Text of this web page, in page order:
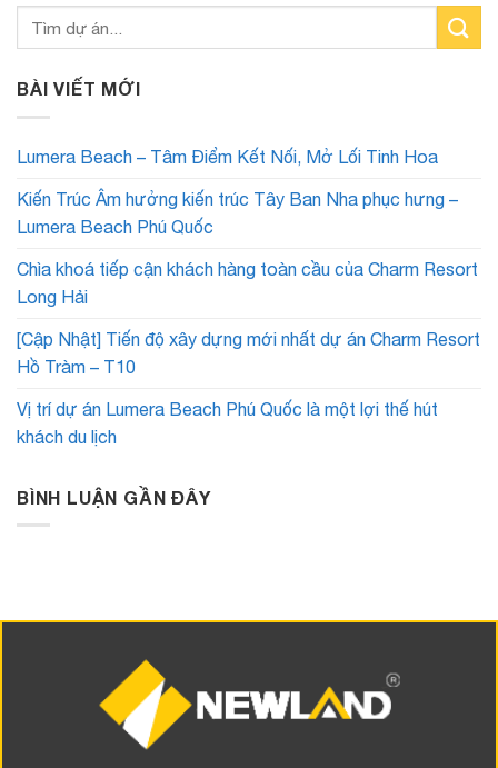
BÀI VIẾT MỚI
Lumera Beach – Tâm Điểm Kết Nối, Mở Lối Tinh Hoa
Kiến Trúc Âm hưởng kiến trúc Tây Ban Nha phục hưng –
Lumera Beach Phú Quốc
Chìa khoá tiếp cận khách hàng toàn cầu của Charm Resort
Long Hải
[Cập Nhật] Tiến độ xây dựng mới nhất dự án Charm Resort
Hồ Tràm – T10
Vị trí dự án Lumera Beach Phú Quốc là một lợi thế hút
khách du lịch
BÌNH LUẬN GẦN ĐÂY